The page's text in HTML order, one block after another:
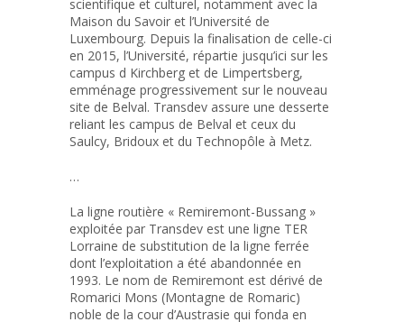
scientifique et culturel, notamment avec la
Maison du Savoir et l’Université de
Luxembourg. Depuis la finalisation de celle-ci
en 2015, l’Université, répartie jusqu’ici sur les
campus d Kirchberg et de Limpertsberg,
emménage progressivement sur le nouveau
site de Belval. Transdev assure une desserte
reliant les campus de Belval et ceux du
Saulcy, Bridoux et du Technopôle à Metz.
…
La ligne routière « Remiremont-Bussang »
exploitée par Transdev est une ligne TER
Lorraine de substitution de la ligne ferrée
dont l’exploitation a été abandonnée en
1993. Le nom de Remiremont est dérivé de
Romarici Mons (Montagne de Romaric)
noble de la cour d’Austrasie qui fonda en